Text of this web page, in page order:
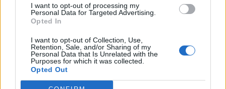
I want to opt-out of processing my
Personal Data for Targeted Advertising.
Opted In
I want to opt-out of Collection, Use,
Retention, Sale, and/or Sharing of my
Personal Data that Is Unrelated with the
Purposes for which it was collected.
Opted Out
Kapcsolat
Impresszum